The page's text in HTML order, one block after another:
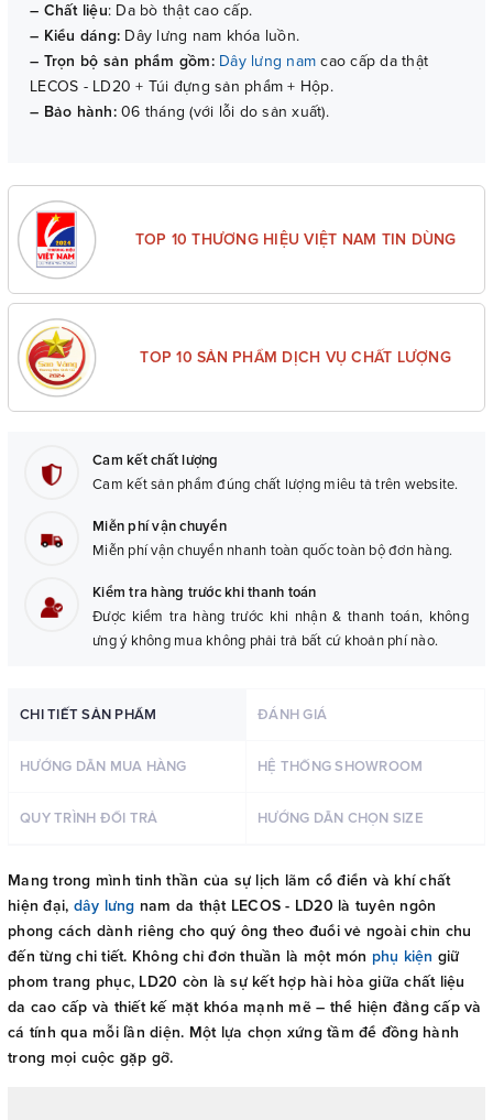
– Chất liệu: Da bò thật cao cấp.
– Kiểu dáng: Dây lưng nam khóa luồn.
– Trọn bộ sản phẩm gồm: Dây lưng nam cao cấp da thật
LECOS - LD20 + Túi đựng sản phẩm + Hộp.
– Bảo hành:06 tháng (với lỗi do sản xuất).
TOP 10 THƯƠNG HIỆU VIỆT NAM TIN DÙNG
TOP 10 SẢN PHẨM DỊCH VỤ CHẤT LƯỢNG
Cam kết chất lượng
Cam kết sản phẩm đúng chất lượng miêu tả trên website.
Miễn phí vận chuyển
Miễn phí vận chuyển nhanh toàn quốc toàn bộ đơn hàng.
Kiểm tra hàng trước khi thanh toán
Được kiểm tra hàng trước khi nhận & thanh toán, không
ưng ý không mua không phải trả bất cứ khoản phí nào.
CHI TIẾT SẢN PHẨM ĐÁNH GIÁ
HƯỚNG DẪN MUA HÀNG HỆ THỐNG SHOWROOM
QUY TRÌNH ĐỔI TRẢ HƯỚNG DẪN CHỌN SIZE
Mang trong mình tinh thần của sự lịch lãm cổ điển và khí chất
hiện đại, dây lưng nam da thật LECOS - LD20 là tuyên ngôn
phong cách dành riêng cho quý ông theo đuổi vẻ ngoài chỉn chu
đến từng chi tiết. Không chỉ đơn thuần là một món phụ kiện giữ
phom trang phục, LD20 còn là sự kết hợp hài hòa giữa chất liệu
da cao cấp và thiết kế mặt khóa mạnh mẽ – thể hiện đẳng cấp và
cá tính qua mỗi lần diện. Một lựa chọn xứng tầm để đồng hành
trong mọi cuộc gặp gỡ.